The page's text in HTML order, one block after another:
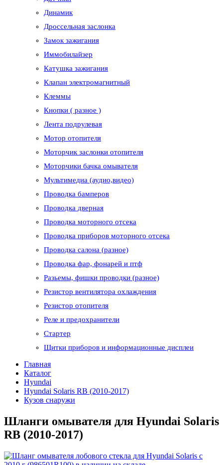
Динамик
Дроссельная заслонка
Замок зажигания
Иммобилайзер
Катушка зажигания
Клапан электромагнитный
Клеммы
Кнопки ( разное )
Лента подрулевая
Мотор отопителя
Моторчик заслонки отопителя
Моторчики бачка омывателя
Мультимедиа (аудио,видео)
Проводка бамперов
Проводка дверная
Проводка моторного отсека
Проводка приборов моторного отсека
Проводка салона (разное)
Проводка фар, фонарей и птф
Разьемы, фишки проводки (разное)
Резистор вентилятора охлаждения
Резистор отопителя
Реле и предохранители
Стартер
Щитки приборов и информационные дисплеи
Главная
Каталог
Hyundai
Hyundai Solaris RB (2010-2017)
Кузов снаружи
Шланги омывателя для Hyundai Solaris
RB (2010-2017)